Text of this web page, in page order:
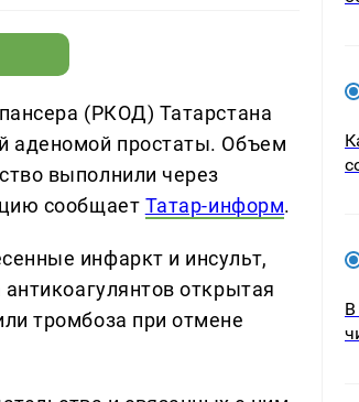
(РКОД) Татарстана
аденомой простаты. Объем
выполнили через
сообщает Татар-информ.
инфаркт и инсульт,
открытая
тромбоза при отмене